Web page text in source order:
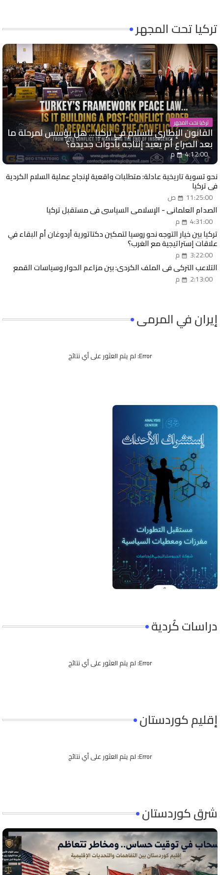
تركيا تحت المجهر
تركيا تحت المجهر
القانون الإطاري للسلام في تركيا... هل يؤسس لمرحلة ما
بعد الصراع أم يعيد إنتاجه بأدوات جديدة؟
4:12:00 م
نحو تسوية تاريخية عادلة: متطلبات واقعية لإنجاح عملية السلام الكردية
في تركيا
11:25:00 ص
الصدام العلماني - الإسلامي السياسي في مستقبل تركيا
4:31:00 م
تركيا بين خيار التوجه نحو روسيا لتمكين دكتاتورية أردوغان أم البقاء في
علاقات إستراتيجية مع الغرب؟
3:22:00 م
التلاعب التركي في الملف الكردي: بين مزاعم الحوار وسياسات القمع
2:13:00 م
إيران في المرمى
Error: لم يتم العثور على أي نتائج
دراسات كُردية
Error: لم يتم العثور على أي نتائج
إقليم كوردستان
Error: لم يتم العثور على أي نتائج
شرق كوردستان